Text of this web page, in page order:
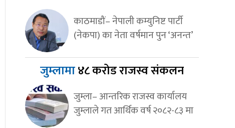
काठमाडौं– नेपाली कम्युनिष्ट पार्टी
(नेकपा) का नेता वर्षमान पुन ‘अनन्त’
जुम्लामा४८ करोड राजस्व संकलन
जुम्ला– आन्तरिक राजस्व कार्यालय
जुम्लाले गत आर्थिक वर्ष २०८२-८३ मा